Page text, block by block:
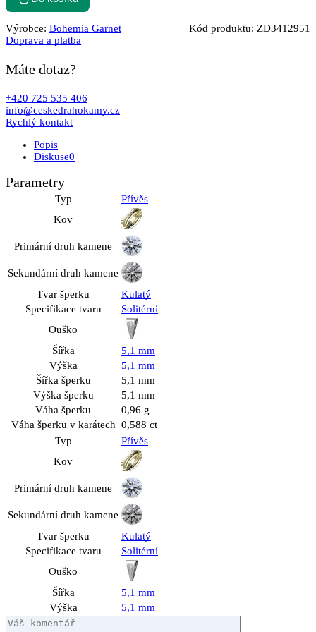
Výrobce: Bohemia Garnet Kód produktu: ZD3412951
Doprava a platba
Máte dotaz?
+420 725 535 406
info@ceskedrahokamy.cz
Rychlý kontakt
Popis
Diskuse0
Parametry
Typ
Přívěs
Kov
Primární druh kamene
Sekundární druh kamene
Tvar šperku
Kulatý
Specifikace tvaru
Solitérní
Ouško
Šířka
5,1 mm
Výška
5,1 mm
Šířka šperku
5,1 mm
Výška šperku
5,1 mm
Váha šperku
0,96 g
Váha šperku v karátech 0,588 ct
Typ
Přívěs
Kov
Primární druh kamene
Sekundární druh kamene
Tvar šperku
Kulatý
Specifikace tvaru
Solitérní
Ouško
Šířka
5,1 mm
Výška
5,1 mm